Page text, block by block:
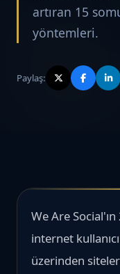
artıran 15
yöntemleri.
Paylaş:
We Are
internet
üzerinden